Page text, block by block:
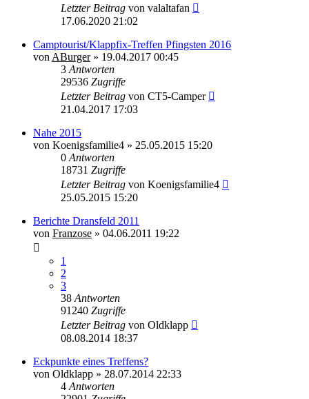
Letzter Beitrag von valaltafan
17.06.2020 21:02
Camptourist/Klappfix-Treffen Pfingsten 2016
von ABurger» 19.04.2017 00:45
3 Antworten
29536 Zugriffe
Letzter Beitrag von CT5-Camper
21.04.2017 17:03
Nahe 2015
von Koenigsfamilie4 » 25.05.2015 15:20
0 Antworten
18731 Zugriffe
Letzter Beitrag von Koenigsfamilie4
25.05.2015 15:20
Berichte Dransfeld 2011
von Franzose » 04.06.2011 19:22
1
2
3
38 Antworten
91240 Zugriffe
Letzter Beitrag von Oldklapp
08.08.2014 18:37
Eckpunkte eines Treffens?
von Oldklapp » 28.07.2014 22:33
4 Antworten